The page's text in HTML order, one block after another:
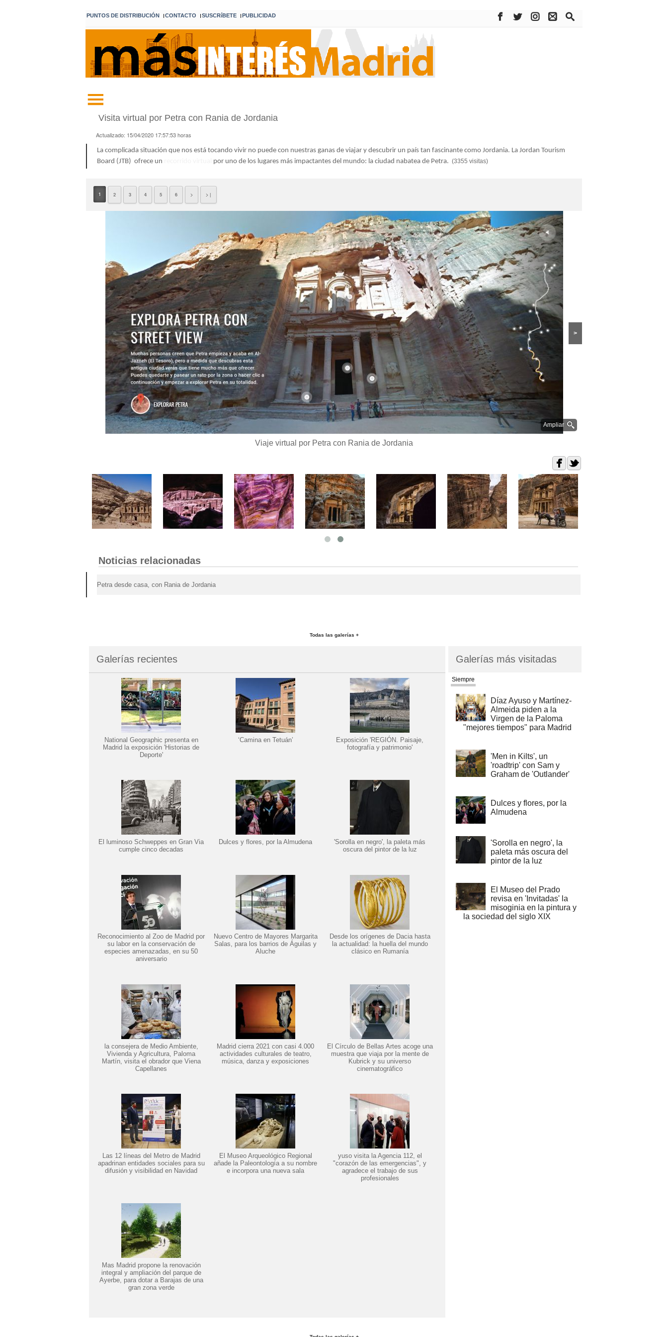
PUNTOS DE DISTRIBUCIÓN ICONTACTO ISUSCRíBETE IPUBLICIDAD
Visita virtual por Petra con Rania de Jordania
Actualizado: 15/04/2020 17:57:53horas
La complicada situación que nos está tocando vivir no puede con nuestras ganas de viajar y descubrir un país tan fascinante como Jordania. La Jordan Tourism
Board (JTB) ofrece un
por uno de los lugares más impactantes del mundo: la ciudad nabatea de Petra. (3355 visitas)
1 2 3 4 5 6 > > |
Ampliar
>
Viaje virtual por Petra con Rania de Jordania
Noticias relacionadas
Petra desde casa, con Rania de Jordania
Todas las galerías +
Galerías recientes
National Geographic presenta en
Madrid la exposición 'Historias de
Deporte'
‘Camina en Tetuán’
Exposición 'REGIÓN. Paisaje,
fotografía y patrimonio'
El luminoso Schweppes en Gran Via
cumple cinco decadas
Dulces y flores, por la Almudena
'Sorolla en negro', la paleta más
oscura del pintor de la luz
Reconocimiento al Zoo de Madrid por
su labor en la conservación de
especies amenazadas, en su 50
aniversario
Nuevo Centro de Mayores Margarita
Salas, para los barrios de Águilas y
Aluche
Desde los orígenes de Dacia hasta
la actualidad: la huella del mundo
clásico en Rumanía
la consejera de Medio Ambiente,
Vivienda y Agricultura, Paloma
Martín, visita el obrador que Viena
Capellanes
Madrid cierra 2021 con casi 4.000
actividades culturales de teatro,
música, danza y exposiciones
El Círculo de Bellas Artes acoge una
muestra que viaja por la mente de
Kubrick y su universo
cinematográfico
Las 12 líneas del Metro de Madrid
apadrinan entidades sociales para su
difusión y visibilidad en Navidad
El Museo Arqueológico Regional
añade la Paleontología a su nombre
e incorpora una nueva sala
yuso visita la Agencia 112, el
"corazón de las emergencias", y
agradece el trabajo de sus
profesionales
Mas Madrid propone la renovación
integral y ampliación del parque de
Ayerbe, para dotar a Barajas de una
gran zona verde
Galerías más visitadas
Siempre
Díaz Ayuso y Martínez-
Almeida piden a la
Virgen de la Paloma
"mejores tiempos" para Madrid
'Men in Kilts', un
'roadtrip' con Sam y
Graham de 'Outlander'
Dulces y flores, por la
Almudena
'Sorolla en negro', la
paleta más oscura del
pintor de la luz
El Museo del Prado
revisa en 'Invitadas' la
misoginia en la pintura y
la sociedad del siglo XIX